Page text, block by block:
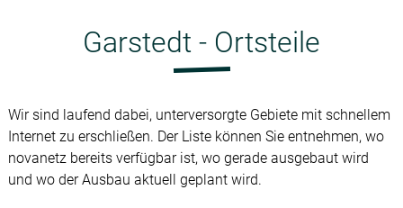
Garstedt - Ortsteile
Wir sind laufend dabei, unterversorgte Gebiete mit schnellem
Internet zu erschließen. Der Liste können Sie entnehmen, wo
novanetz bereits verfügbar ist, wo gerade ausgebaut wird
und wo der Ausbau aktuell geplant wird.